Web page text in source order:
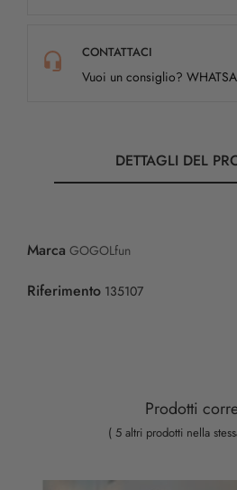
CONTATTACI
Vuoi un consiglio?
DETTAGLI DEL
Marca GOGOLfun
Riferimento 135107
Prodotti
( 5 altri prodotti nella